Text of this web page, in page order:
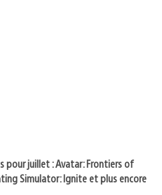
pour juillet : Avatar: Frontiers of
Simulator: Ignite et plus encore